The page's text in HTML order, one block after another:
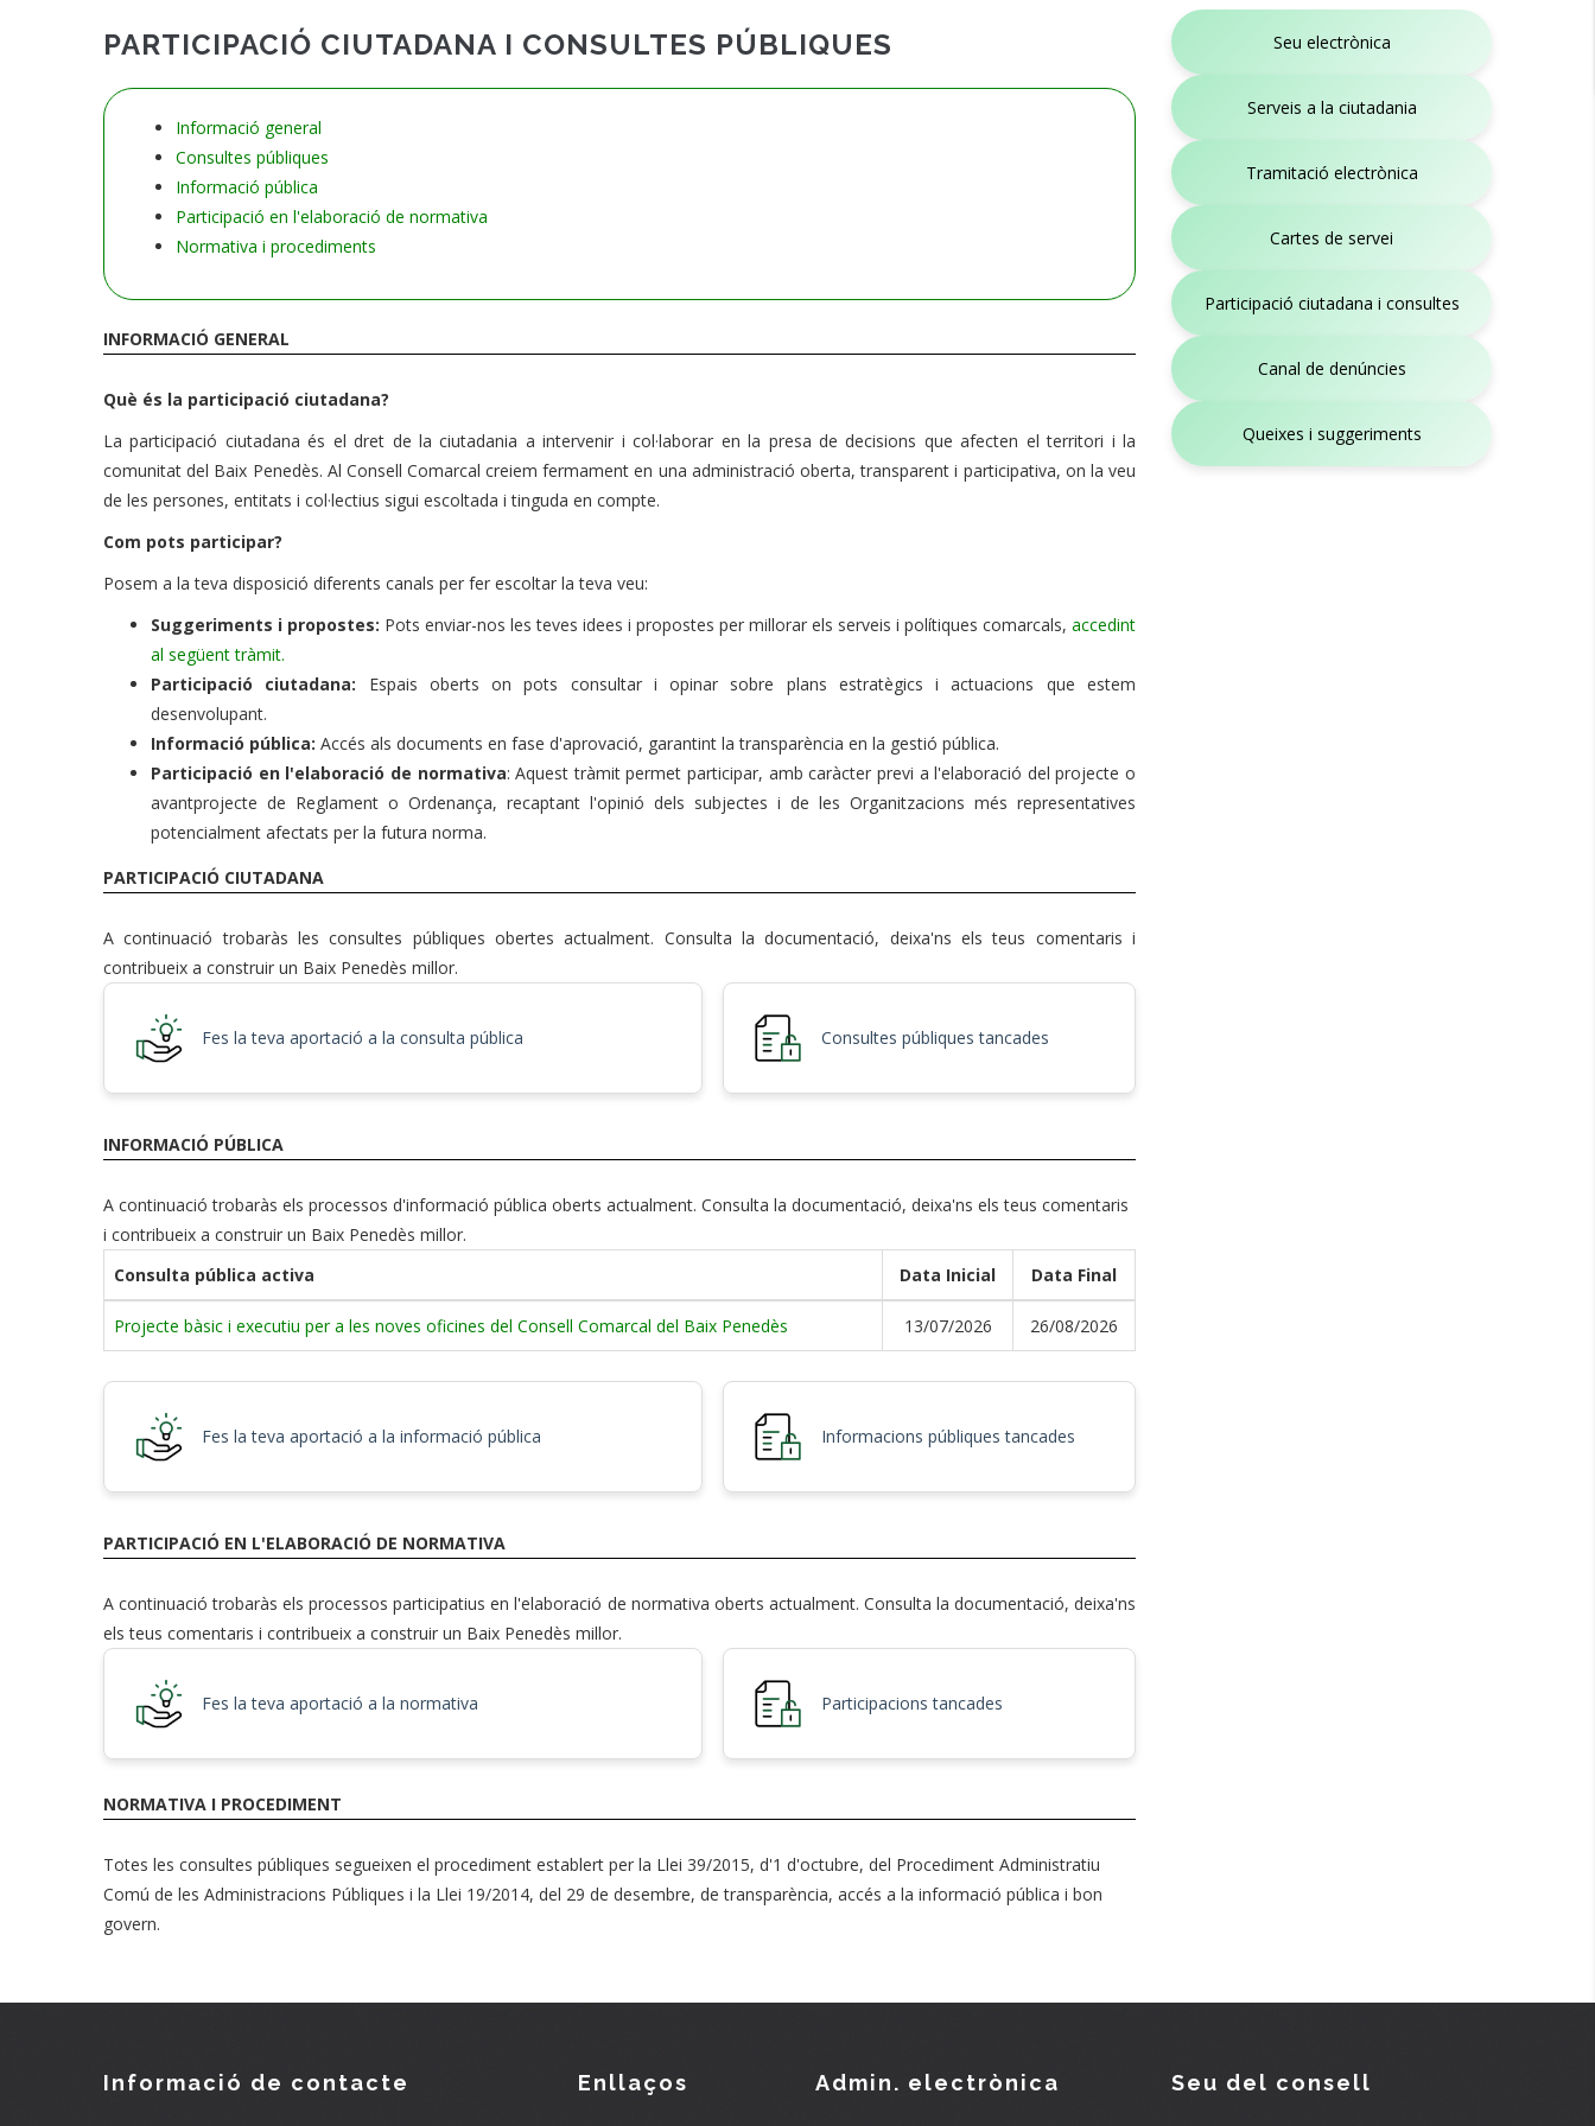
PARTICIPACIÓ CIUTADANA I CONSULTES PÚBLIQUES
Informació general
Consultes públiques
Informació pública
Participació en l'elaboració de normativa
Normativa i procediments
INFORMACIÓ GENERAL
Què és la participació ciutadana?
La participació ciutadana és el dret de la ciutadania a intervenir i col·laborar en la presa de decisions que afecten el territori i la
comunitat del Baix Penedès. Al Consell Comarcal creiem fermament en una administració oberta, transparent i participativa, on la veu
de les persones, entitats i col·lectius sigui escoltada i tinguda en compte.
Com pots participar?
Posem a la teva disposició diferents canals per fer escoltar la teva veu:
Suggeriments i propostes: Pots enviar-nos les teves idees i propostes per millorar els serveis i polítiques comarcals, accedint
al següent tràmit.
Participació ciutadana: Espais oberts on pots consultar i opinar sobre plans estratègics i actuacions que estem
desenvolupant.
Informació pública: Accés als documents en fase d'aprovació, garantint la transparència en la gestió pública.
Participació en l'elaboració de normativa: Aquest tràmit permet participar, amb caràcter previ a l'elaboració del projecte o
avantprojecte de Reglament o Ordenança, recaptant l'opinió dels subjectes i de les Organitzacions més representatives
potencialment afectats per la futura norma.
PARTICIPACIÓ CIUTADANA
A continuació trobaràs les consultes públiques obertes actualment. Consulta la documentació, deixa'ns els teus comentaris i
contribueix a construir un Baix Penedès millor.
Fes la teva aportació a la consulta pública Consultes públiques tancades
INFORMACIÓ PÚBLICA
A continuació trobaràs els processos d'informació pública oberts actualment. Consulta la documentació, deixa'ns els teus comentaris
i contribueix a construir un Baix Penedès millor.
Consulta pública activa
Data Inicial Data Final
Projecte bàsic i executiu per a les noves oficines del Consell Comarcal del Baix Penedès 13/07/2026 26/08/2026
Fes la teva aportació a la informació pública Informacions públiques tancades
PARTICIPACIÓ EN L'ELABORACIÓ DE NORMATIVA
A continuació trobaràs els processos participatius en l'elaboració de normativa oberts actualment. Consulta la documentació, deixa'ns
els teus comentaris i contribueix a construir un Baix Penedès millor.
Fes la teva aportació a la normativa Participacions tancades
NORMATIVA I PROCEDIMENT
Totes les consultes públiques segueixen el procediment establert per la Llei 39/2015, d'1 d'octubre, del Procediment Administratiu
Comú de les Administracions Públiques i la Llei 19/2014, del 29 de desembre, de transparència, accés a la informació pública i bon
govern.
Seu electrònica
Serveis a la ciutadania
Tramitació electrònica
Cartes de servei
Participació ciutadana i consultes
Canal de denúncies
Queixes i suggeriments
Informació de contacte Enllaços Admin. electrònica Seu del consell